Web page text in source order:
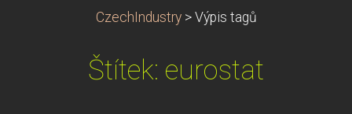
CzechIndustry > Výpis tagů
Štítek: eurostat